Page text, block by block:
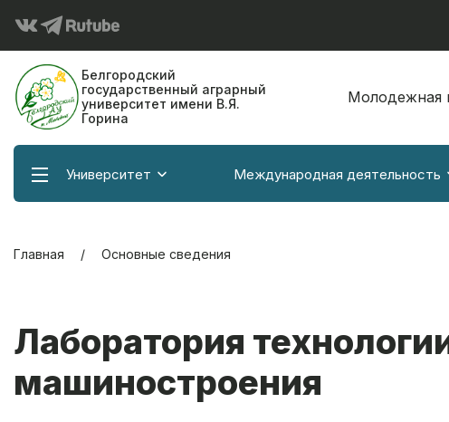
Белгородский
государственный аграрный
университет имени В.Я.
Горина
Молодежная
Университет Международная деятельность
Главная Основные сведения
Лаборатория
машиностроения